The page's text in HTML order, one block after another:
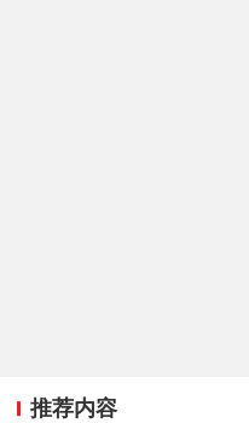
推荐内容